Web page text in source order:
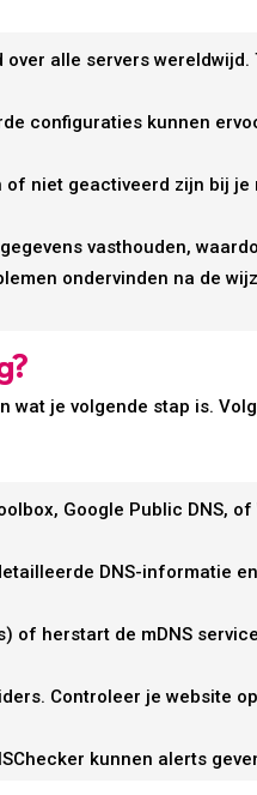
alle servers
configuraties kunnen
niet geactiveerd zijn bij
vasthouden,
ondervinden na de
je volgende stap is.
Google Public DNS,
DNS-informatie
of herstart de mDNS
Controleer je website
kunnen alerts